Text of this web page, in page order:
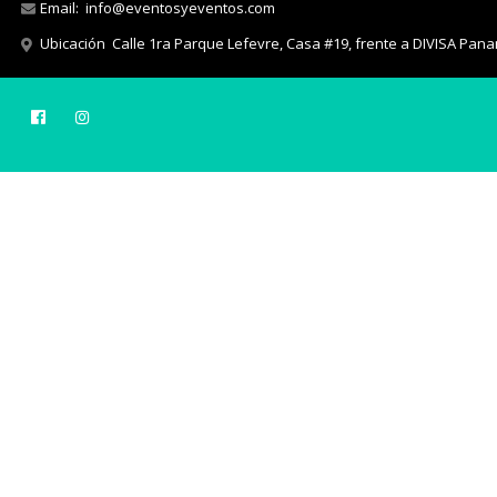
Email: info@eventosyeventos.com
Ubicación Calle 1ra Parque Lefevre, Casa #19, frente a DIVISA